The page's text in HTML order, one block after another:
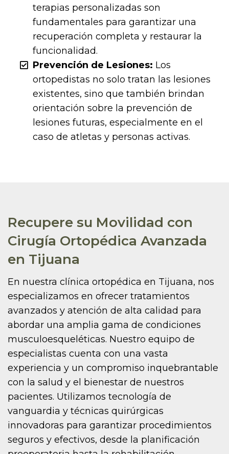
terapias personalizadas son
fundamentales para garantizar una
recuperación completa y restaurar la
funcionalidad.
Prevención de Lesiones: Los
ortopedistas no solo tratan las lesiones
existentes, sino que también brindan
orientación sobre la prevención de
lesiones futuras, especialmente en el
caso de atletas y personas activas.
Recupere su Movilidad con
Cirugía Ortopédica Avanzada
en Tijuana
En nuestra clínica ortopédica en Tijuana, nos
especializamos en ofrecer tratamientos
avanzados y atención de alta calidad para
abordar una amplia gama de condiciones
musculoesqueléticas. Nuestro equipo de
especialistas cuenta con una vasta
experiencia y un compromiso inquebrantable
con la salud y el bienestar de nuestros
pacientes. Utilizamos tecnología de
vanguardia y técnicas quirúrgicas
innovadoras para garantizar procedimientos
seguros y efectivos, desde la planificación